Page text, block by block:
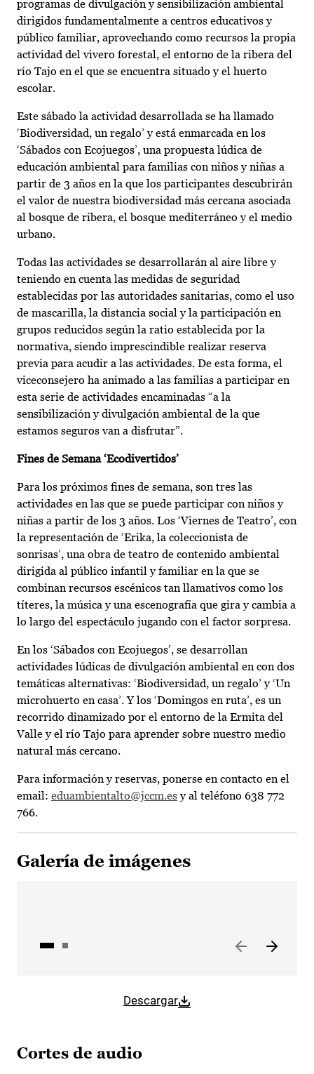
programas de divulgación y sensibilización ambiental
dirigidos fundamentalmente a centros educativos y
público familiar, aprovechando como recursos la propia
actividad del vivero forestal, el entorno de la ribera del
río Tajo en el que se encuentra situado y el huerto
escolar.
Este sábado la actividad desarrollada se ha llamado
‘Biodiversidad, un regalo’ y está enmarcada en los
‘Sábados con Ecojuegos’, una propuesta lúdica de
educación ambiental para familias con niños y niñas a
partir de 3 años en la que los participantes descubrirán
el valor de nuestra biodiversidad más cercana asociada
al bosque de ribera, el bosque mediterráneo y el medio
urbano.
Todas las actividades se desarrollarán al aire libre y
teniendo en cuenta las medidas de seguridad
establecidas por las autoridades sanitarias, como el uso
de mascarilla, la distancia social y la participación en
grupos reducidos según la ratio establecida por la
normativa, siendo imprescindible realizar reserva
previa para acudir a las actividades. De esta forma, el
viceconsejero ha animado a las familias a participar en
esta serie de actividades encaminadas “a la
sensibilización y divulgación ambiental de la que
estamos seguros van a disfrutar”.
Fines de Semana ‘Ecodivertidos’
Para los próximos fines de semana, son tres las
actividades en las que se puede participar con niños y
niñas a partir de los 3 años. Los ‘Viernes de Teatro’, con
la representación de ‘Erika, la coleccionista de
sonrisas’, una obra de teatro de contenido ambiental
dirigida al público infantil y familiar en la que se
combinan recursos escénicos tan llamativos como los
títeres, la música y una escenografía que gira y cambia a
lo largo del espectáculo jugando con el factor sorpresa.
En los ‘Sábados con Ecojuegos’, se desarrollan
actividades lúdicas de divulgación ambiental en con dos
temáticas alternativas: ‘Biodiversidad, un regalo’ y ‘Un
microhuerto en casa’. Y los ‘Domingos en ruta’, es un
recorrido dinamizado por el entorno de la Ermita del
Valle y el río Tajo para aprender sobre nuestro medio
natural más cercano.
Para información y reservas, ponerse en contacto en el
email: eduambientalto@jccm.esy al teléfono 638 772
766.
Galería de imágenes
Descargar
Cortes de audio